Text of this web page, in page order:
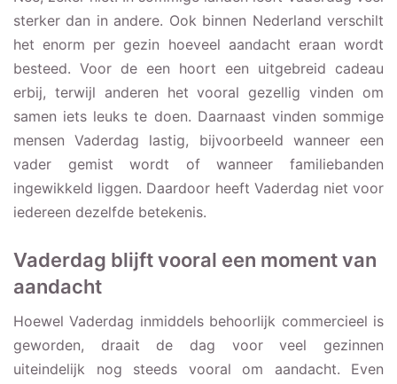
sterker dan in andere. Ook binnen Nederland verschilt
het enorm per gezin hoeveel aandacht eraan wordt
besteed. Voor de een hoort een uitgebreid cadeau
erbij, terwijl anderen het vooral gezellig vinden om
samen iets leuks te doen. Daarnaast vinden sommige
mensen Vaderdag lastig, bijvoorbeeld wanneer een
vader gemist wordt of wanneer familiebanden
ingewikkeld liggen. Daardoor heeft Vaderdag niet voor
iedereen dezelfde betekenis.
Vaderdag blijft vooral een moment van
aandacht
Hoewel Vaderdag inmiddels behoorlijk commercieel is
geworden, draait de dag voor veel gezinnen
uiteindelijk nog steeds vooral om aandacht. Even